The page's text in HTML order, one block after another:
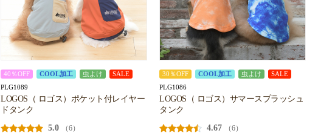
40％OFF COOL加工 虫よけ SALE
PLG1089
LOGOS（ ロゴス）ポケット付レイヤー
ドタンク
5.0
（6）
30％OFF COOL加工 虫よけ SALE
PLG1086
LOGOS（ ロゴス）サマースプラッシュ
タンク
4.67
（6）